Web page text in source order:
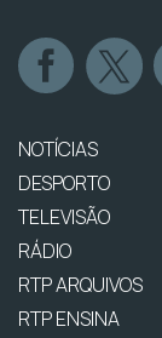
NOTÍCIAS
DESPORTO
TELEVISÃO
RÁDIO
RTP ARQUIVOS
RTP ENSINA